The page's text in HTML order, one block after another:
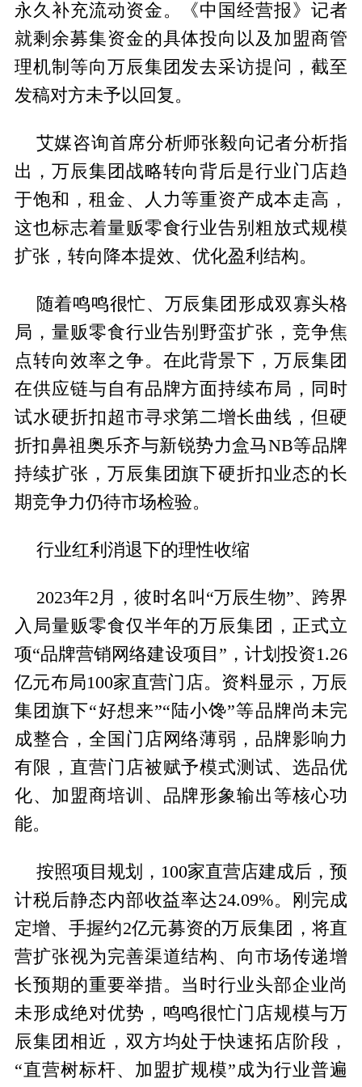
永久补充流动资金。《中国经营报》记者
就剩余募集资金的具体投向以及加盟商管
理机制等向万辰集团发去采访提问，截至
发稿对方未予以回复。
艾媒咨询首席分析师张毅向记者分析指
出，万辰集团战略转向背后是行业门店趋
于饱和，租金、人力等重资产成本走高，
这也标志着量贩零食行业告别粗放式规模
扩张，转向降本提效、优化盈利结构。
随着鸣鸣很忙、万辰集团形成双寡头格
局，量贩零食行业告别野蛮扩张，竞争焦
点转向效率之争。在此背景下，万辰集团
在供应链与自有品牌方面持续布局，同时
试水硬折扣超市寻求第二增长曲线，但硬
折扣鼻祖奥乐齐与新锐势力盒马NB等品牌
持续扩张，万辰集团旗下硬折扣业态的长
期竞争力仍待市场检验。
行业红利消退下的理性收缩
2023年2月，彼时名叫“万辰生物”、跨界
入局量贩零食仅半年的万辰集团，正式立
项“品牌营销网络建设项目”，计划投资1.26
亿元布局100家直营门店。资料显示，万辰
集团旗下“好想来”“陆小馋”等品牌尚未完
成整合，全国门店网络薄弱，品牌影响力
有限，直营门店被赋予模式测试、选品优
化、加盟商培训、品牌形象输出等核心功
能。
按照项目规划，100家直营店建成后，预
计税后静态内部收益率达24.09%。刚完成
定增、手握约2亿元募资的万辰集团，将直
营扩张视为完善渠道结构、向市场传递增
长预期的重要举措。当时行业头部企业尚
未形成绝对优势，鸣鸣很忙门店规模与万
辰集团相近，双方均处于快速拓店阶段，
“直营树标杆、加盟扩规模”成为行业普遍